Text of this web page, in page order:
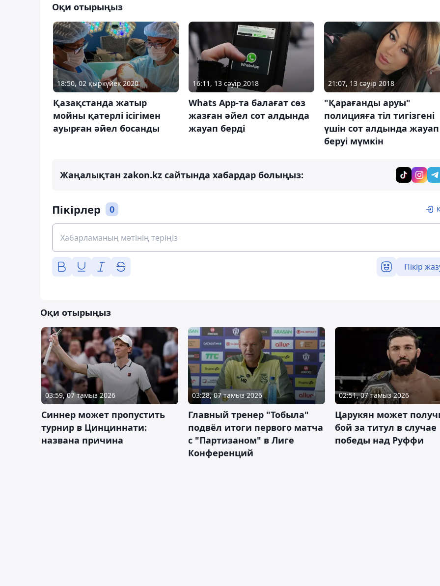
Оқи отырыңыз
18:50, 02 қыркүйек 2020
Қазақстанда жатыр
мойны қатерлі ісігімен
ауырған әйел босанды
16:11, 13 сәуір 2018
Whats App-та балағат сөз
жазған әйел сот алдында
жауап берді
21:07, 13 сәуір 2018
"Қарағанды аруы"
полицияға тіл тигізгені
үшін сот алдында жауап
беруі мүмкін
Жаңалықтан zakon.kz сайтында хабардар болыңыз:
Пікірлер 0
Пікір
Оқи отырыңыз
03:59, 07 тамыз 2026
Синнер может пропустить
турнир в Цинциннати:
названа причина
03:28, 07 тамыз 2026
Главный тренер "Тобыла"
подвёл итоги первого матча
с "Партизаном" в Лиге
Конференций
02:51, 07 тамыз 2026
Царукян может
бой за титул в случае
победы над Руффи